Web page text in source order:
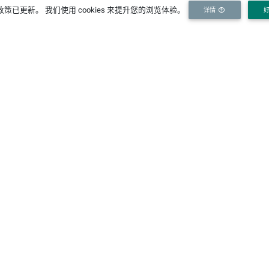
策已更新。 我们使用 cookies 来提升您的浏览体验。 详情